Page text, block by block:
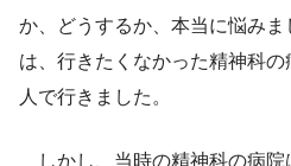
か、どうするか、本当に悩み
は、行きたくなかった精神科
人で行きました。
しかし、当時の精神科の病院